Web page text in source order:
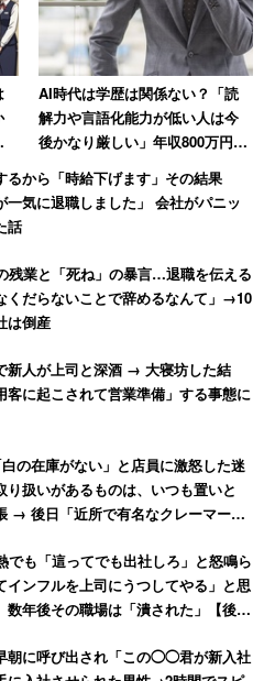
AI時代は学歴は関係ない？「読
解力や言語化能力が低い人は今
後かなり厳しい」年収800万円の
40代男性の考察
るから「時給下げます」その結果
退職しました」 会社がパニッ
話
残業と「死ね」の暴言…退職を伝える
くだらないことで辞めるなんて」→10
は倒産
新人が上司と深酒 → 大寝坊した結
に起こされて営業準備」する事態に
の在庫がない」と店員に激怒した迷
扱いがあるものは、いつも置いと
→ 後日「近所で有名なクレーマー」
でも「這ってでも出社しろ」と怒鳴ら
インフルを上司にうつしてやる」と思
年後その職場は「潰された」【後
朝に呼び出され「この◯◯君が新入社